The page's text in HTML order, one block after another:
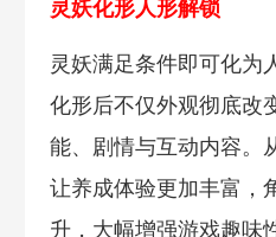
灵妖化形人形解锁
灵妖满足条件即可化为
化形后不仅外观彻底改
能、剧情与互动内容。
让养成体验更加丰富，
升，大幅增强游戏趣味